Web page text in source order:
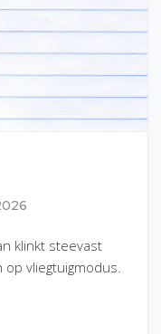
klinkt steevast
vliegtuigmodus.